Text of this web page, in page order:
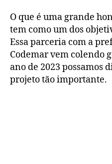
O que é uma grande
tem como um dos
Essa parceria com a
Codemar vem colendo
ano de 2023 possamos
projeto tão importante.